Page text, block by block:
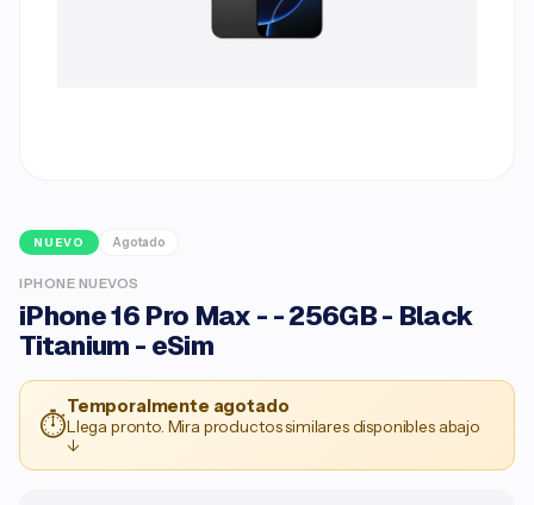
NUEVO Agotado
IPHONE NUEVOS
iPhone 16 Pro Max - - 256GB - Black
Titanium - eSim
⏱
Temporalmente agotado
Llega pronto. Mira productos similares disponibles abajo
↓